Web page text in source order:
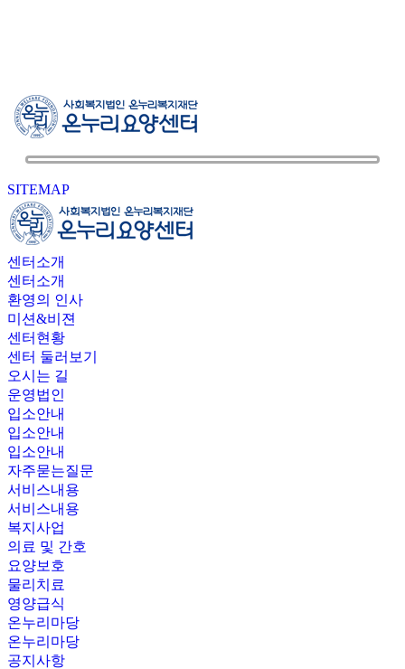
SITEMAP
센터소개
센터소개
환영의 인사
미션&비젼
센터현황
센터 둘러보기
오시는 길
운영법인
입소안내
입소안내
입소안내
자주묻는질문
서비스내용
서비스내용
복지사업
의료 및 간호
요양보호
물리치료
영양급식
온누리마당
온누리마당
공지사항